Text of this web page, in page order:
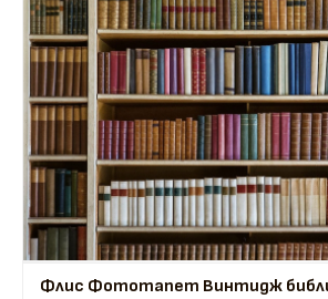
Флис Фототапет Винтидж